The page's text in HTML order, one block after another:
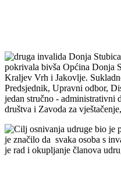
druga invalida Donja
pokrivala bivša Općina Donja
Kraljev Vrh i Jakovlje.
Predsjednik, Upravni odbor,
jedan stručno - administrativni
društva i Zavoda za
Cilj osnivanja udruge bio je
je značilo da svaka osoba s
je rad i okupljanje članova